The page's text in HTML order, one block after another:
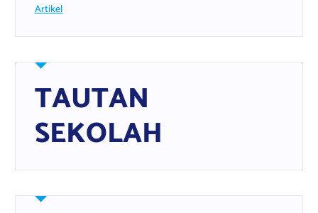
Artikel
TAUTAN
SEKOLAH